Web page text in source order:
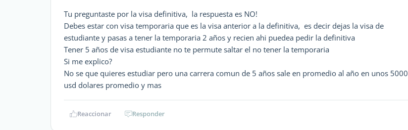
Tu preguntaste por la visa definitiva, la respuesta es NO!
Debes estar con visa temporaria que es la visa anterior a la definitiva, es decir dejas la visa de
estudiante y pasas a tener la temporaria 2 años y recien ahi puedea pedir la definitiva
Tener 5 años de visa estudiante no te permute saltar el no tener la temporaria
Si me explico?
No se que quieres estudiar pero una carrera comun de 5 años sale en promedio al año en unos 5000
usd dolares promedio y mas
Reaccionar Responder